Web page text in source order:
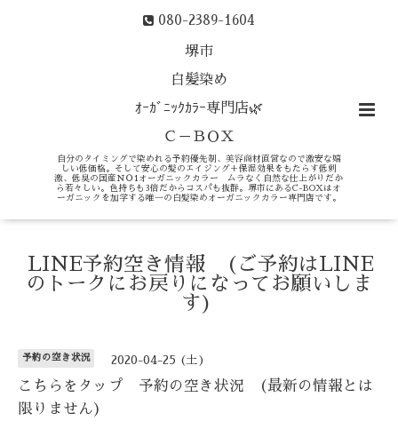
080-2389-1604
堺市
白髪染め
ｵｰｶﾞﾆｯｸｶﾗｰ専門店🌿
Ｃ－ＢＯＸ
自分のタイミングで染めれる予約優先制、美容商材直営なので激安な嬉
しい低価格。そして安心の髪のエイジング＋保湿効果をもたらす低刺
激、低臭の国産ＮＯ1オーガニックカラー ムラなく自然な仕上がりだか
ら若々しい。色持ちも3倍だからコスパも抜群。堺市にあるC-BOXはオ
ーガニックを加学する唯一の白髪染めオーガニックカラー専門店です。
LINE予約空き情報 (ご予約はLINE
のトークにお戻りになってお願いしま
す)
予約の空き状況 2020-04-25 (土)
こちらをタップ 予約の空き状況 (最新の情報とは
限りません)